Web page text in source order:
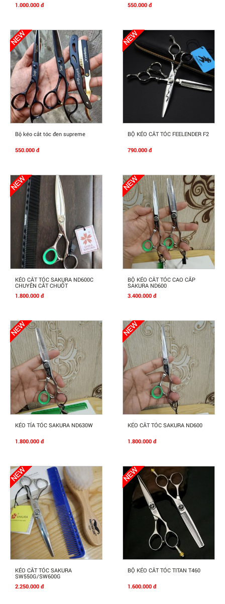
1.000.000 đ
550.000 đ
Mua Ngay
Bộ kéo cắt tóc đen supreme
550.000 đ
Mua Ngay
BỘ KÉO CẮT TÓC FEELENDER F2
790.000 đ
Mua Ngay
KÉO CẮT TÓC SAKURA ND600C
CHUYÊN CẮT CHUỐT
1.800.000 đ
Mua Ngay
BỘ KÉO CẮT TÓC CAO CẤP
SAKURA ND600
3.400.000 đ
Mua Ngay
KÉO TỈA TÓC SAKURA ND630W
1.800.000 đ
Mua Ngay
KÉO CẮT TÓC SAKURA ND600
1.800.000 đ
Mua Ngay
KÉO CẮT TÓC SAKURA
SW550G/SW600G
2.250.000 đ
Mua Ngay
BỘ KÉO CẮT TÓC TITAN T460
1.600.000 đ